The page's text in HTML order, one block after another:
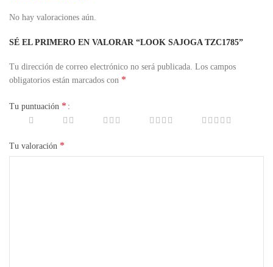
No hay valoraciones aún.
SÉ EL PRIMERO EN VALORAR “LOOK SAJOGA TZC1785”
Tu dirección de correo electrónico no será publicada. Los campos
obligatorios están marcados con *
Tu puntuación *
Tu valoración *